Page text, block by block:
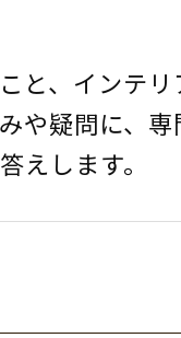
と、インテ
や疑問に、専
えします。